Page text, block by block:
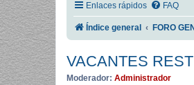
Enlaces rápidos FAQ
Índice general FORO
VACANTES
Moderador: Administrador